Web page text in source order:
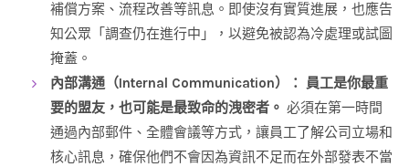
補償方案、流程改善等訊息。即使沒有實質進展，也應告
知公眾「調查仍在進行中」，以避免被認為冷處理或試圖
掩蓋。
內部溝通（Internal Communication）：
員工是你最重
要的盟友，也可能是最致命的洩密者。 必須在第一時間
通過內部郵件、全體會議等方式，讓員工了解公司立場和
核心訊息，確保他們不會因為資訊不足而在外部發表不當